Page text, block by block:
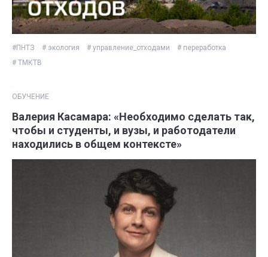
#ПНТЗ # экология # управление_отходами
# переработка
# ТМКТВ
ОБУЧЕНИЕ
Валерия Касамара: «Необходимо сделать так,
чтобы и студенты, и вузы, и работодатели
находились в общем контексте»